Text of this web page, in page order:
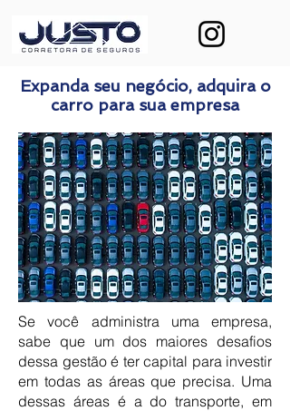
Expanda seu negócio, adquira o
carro para sua empresa
Se você administra uma empresa,
sabe que um dos maiores desafios
dessa gestão é ter capital para investir
em todas as áreas que precisa. Uma
dessas áreas é a do transporte, em